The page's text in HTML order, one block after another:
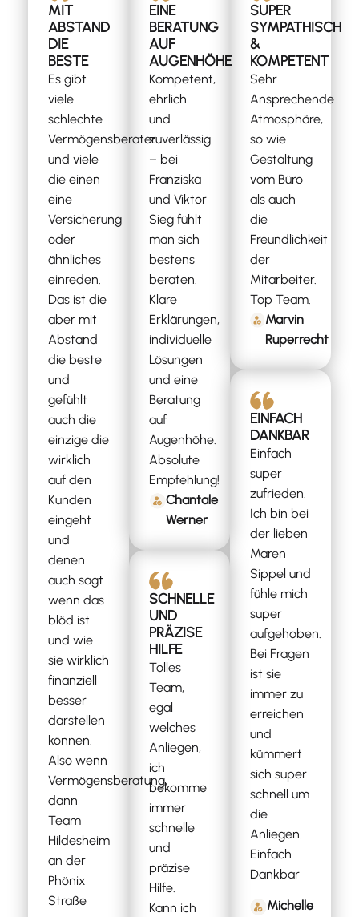
MIT
ABSTAND
DIE
BESTE
Es gibt
viele
schlechte
Vermögensberater
und viele
die einen
eine
Versicherung
oder
ähnliches
einreden.
Das ist die
aber mit
Abstand
die beste
und
gefühlt
auch die
einzige die
wirklich
auf den
Kunden
eingeht
und
denen
auch sagt
wenn das
blöd ist
und wie
sie wirklich
finanziell
besser
darstellen
können.
Also wenn
Vermögensberatung,
dann
Team
Hildesheim
an der
Phönix
Straße
EINE
BERATUNG
AUF
AUGENHÖHE
Kompetent,
ehrlich
und
zuverlässig
– bei
Franziska
und Viktor
Sieg fühlt
man sich
bestens
beraten.
Klare
Erklärungen,
individuelle
Lösungen
und eine
Beratung
auf
Augenhöhe.
Absolute
Empfehlung!
Chantale
Werner
SCHNELLE
UND
PRÄZISE
HILFE
Tolles
Team,
egal
welches
Anliegen,
ich
bekomme
immer
schnelle
und
präzise
Hilfe.
Kann ich
SUPER
SYMPATHISCH
&
KOMPETENT
Sehr
Ansprechende
Atmosphäre,
so wie
Gestaltung
vom Büro
als auch
die
Freundlichkeit
der
Mitarbeiter.
Top Team.
Marvin
Ruperrecht
EINFACH
DANKBAR
Einfach
super
zufrieden.
Ich bin bei
der lieben
Maren
Sippel und
fühle mich
super
aufgehoben.
Bei Fragen
ist sie
immer zu
erreichen
und
kümmert
sich super
schnell um
die
Anliegen.
Einfach
Dankbar
Michelle